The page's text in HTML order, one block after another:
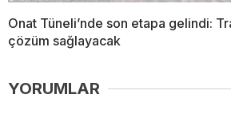
Onat Tüneli’nde son etapa gelindi:
çözüm sağlayacak
YORUMLAR